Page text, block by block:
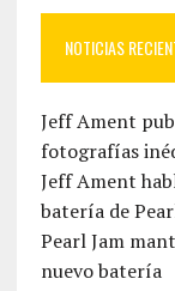
NOTICIAS
Jeff Ament
fotografías
Jeff Ament
batería de
Pearl Jam
nuevo batería